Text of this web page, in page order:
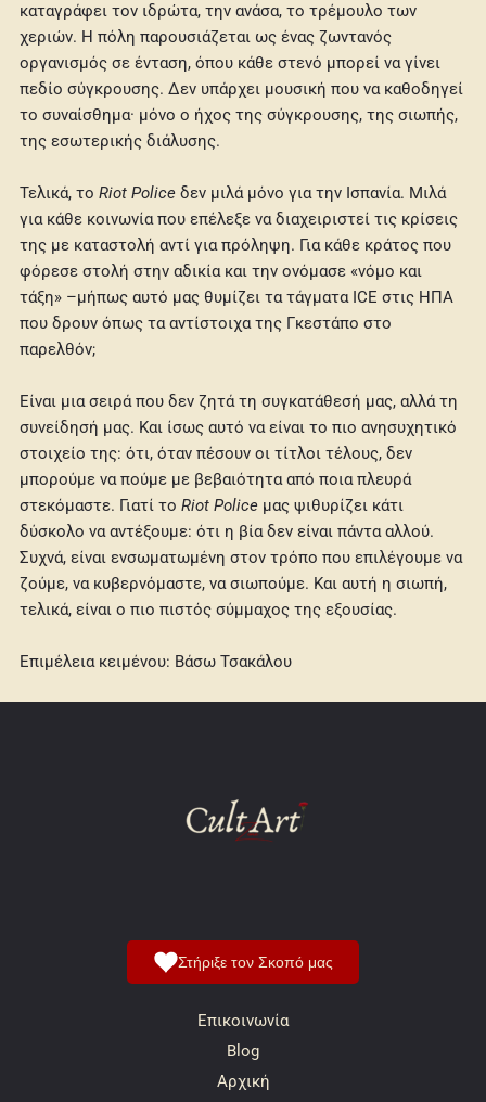
καταγράφει τον ιδρώτα, την ανάσα, το τρέμουλο των
χεριών. Η πόλη παρουσιάζεται ως ένας ζωντανός
οργανισμός σε ένταση, όπου κάθε στενό μπορεί να γίνει
πεδίο σύγκρουσης. Δεν υπάρχει μουσική που να καθοδηγεί
το συναίσθημα· μόνο ο ήχος της σύγκρουσης, της σιωπής,
της εσωτερικής διάλυσης.
Τελικά, τοRiot Police δεν μιλά μόνο για την Ισπανία. Μιλά
για κάθε κοινωνία που επέλεξε να διαχειριστεί τις κρίσεις
της με καταστολή αντί για πρόληψη. Για κάθε κράτος που
φόρεσε στολή στην αδικία και την ονόμασε «νόμο και
τάξη» –μήπως αυτό μας θυμίζει τα τάγματα ICE στις ΗΠΑ
που δρουν όπως τα αντίστοιχα της Γκεστάπο στο
παρελθόν;
Είναι μια σειρά που δεν ζητά τη συγκατάθεσή μας, αλλά τη
συνείδησή μας. Και ίσως αυτό να είναι το πιο ανησυχητικό
στοιχείο της: ότι, όταν πέσουν οι τίτλοι τέλους, δεν
μπορούμε να πούμε με βεβαιότητα από ποια πλευρά
στεκόμαστε. Γιατί τοRiot Police μας ψιθυρίζει κάτι
δύσκολο να αντέξουμε: ότι η βία δεν είναι πάντα αλλού.
Συχνά, είναι ενσωματωμένη στον τρόπο που επιλέγουμε να
ζούμε, να κυβερνόμαστε, να σιωπούμε. Και αυτή η σιωπή,
τελικά, είναι ο πιο πιστός σύμμαχος της εξουσίας.
Επιμέλεια κειμένου: Βάσω Τσακάλου
Στήριξε τον Σκοπό μας
Επικοινωνία
Blog
Αρχική